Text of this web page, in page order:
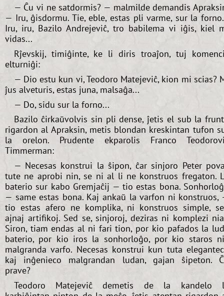
— Ĉu vi ne satdormis? — malmilde demandis
— Iru, ĝisdormu. Tie, eble, estas pli varme, sur la
Iru, iru, Bazilo Andrejeviĉ, tro babilema vi iĝis, kiel
vidas...
Rĵevskij, timiĝinte, ke li diris troaĵon, tuj
elturniĝi:
— Dio estu kun vi, Teodoro Matejeviĉ, kion mi scias?
ĵus alveturis, estas juna, malsaĝa...
— Do, sidu sur la forno...
Bazilo ĉirkaŭvolvis sin pli dense, ĵetis el sub la
rigardon al Apraksin, metis blondan kreskintan tufon
la orelon. Prudente ekparolis Franco
Timmerman:
— Necesas konstrui la ŝipon, ĉar sinjoro Peter
tute ne aprobi nin, se ni al li ne konstruos fregaton.
baterio sur kabo Gremjaĉij — tio estas bona.
— same estas bona. Kaj ankaŭ la varfon ni konstruos,
tio estas afero ne komplika, ni konstruos simple,
ajnaj artifikoj. Sed se, sinjoroj, deziras ni komplezi
Siron, tiam endas al ni fari tion, por kio pafados la
baterio, por kio iros la sonhorloĝo, por kio staros
malgranda varfo. Necesas konstrui kun tuta
kaj inĝenieco malgrandan ludan, gajan ŝipeton.
prave?
Teodoro Matejeviĉ demetis de la kandelo